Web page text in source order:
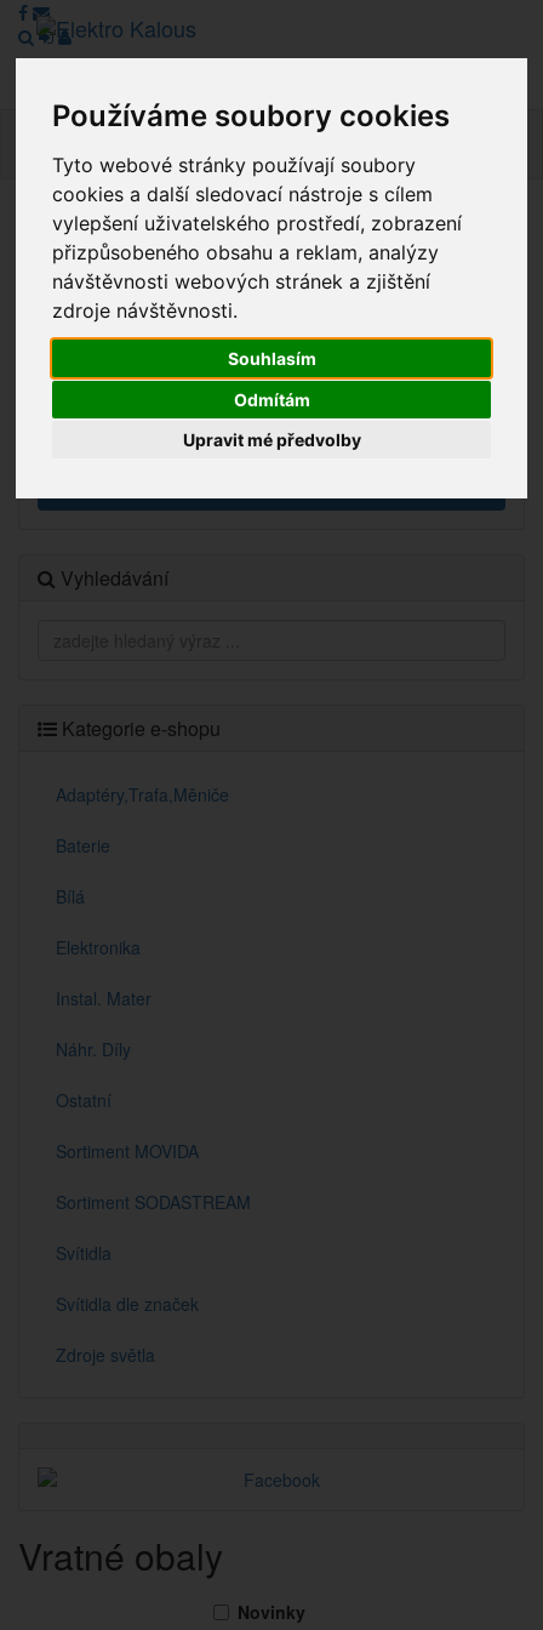
Používáme soubory cookies
Tyto webové stránky používají soubory
cookies a další sledovací nástroje s cílem
vylepšení uživatelského prostředí, zobrazení
přizpůsobeného obsahu a reklam, analýzy
návštěvnosti webových stránek a zjištění
zdroje návštěvnosti.
Souhlasím
Odmítám
Upravit mé předvolby
Vážení zákazníci, v tuto chvíli je Náš internetový obchod v
režimu Katalogu. Objednávky on-line nyní nelze vyřídit.
Děkujeme za pochopení.
Výprodej
Vyhledávání
Kategorie e-shopu
Adaptéry,Trafa,Měniče
Baterie
Bílá
Elektronika
Instal. Mater
Náhr. Díly
Ostatní
Sortiment MOVIDA
Sortiment SODASTREAM
Svítidla
Svítidla dle značek
Zdroje světla
Vratné obaly
Novinky